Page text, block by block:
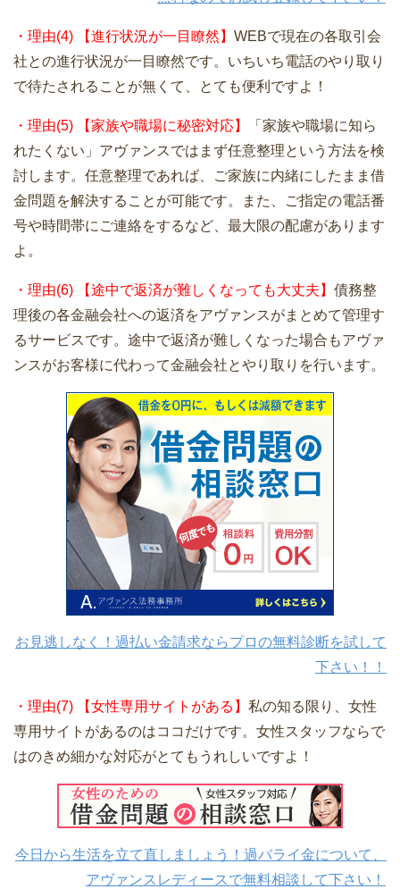
・理由(4) 【進行状況が一目瞭然】 WEBで現在の各取引会
社との進行状況が一目瞭然です。いちいち電話のやり取り
で待たされることが無くて、とても便利ですよ！
・理由(5) 【家族や職場に秘密対応】
「家族や職場に知ら
れたくない」アヴァンスではまず任意整理という方法を検
討します。任意整理であれば、ご家族に内緒にしたまま借
金問題を解決することが可能です。また、ご指定の電話番
号や時間帯にご連絡をするなど、最大限の配慮があります
よ。
・理由(6) 【途中で返済が難しくなっても大丈夫】 債務整
理後の各金融会社への返済をアヴァンスがまとめて管理す
るサービスです。途中で返済が難しくなった場合もアヴァ
ンスがお客様に代わって金融会社とやり取りを行います。
お見逃しなく！過払い金請求ならプロの無料診断を試して
下さい！！
・理由(7) 【女性専用サイトがある】 私の知る限り、女性
専用サイトがあるのはココだけです。女性スタッフならで
はのきめ細かな対応がとてもうれしいですよ！
今日から生活を立て直しましょう！過バライ金について、
アヴァンスレディースで無料相談して下さい！